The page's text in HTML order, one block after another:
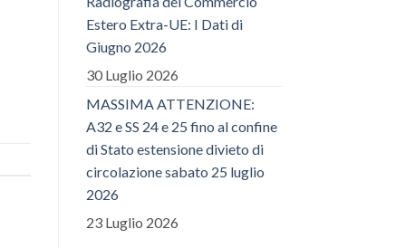
Estero Extra-UE: I Dati di
Giugno 2026
30 Luglio 2026
MASSIMA ATTENZIONE:
A32 e SS 24 e 25 fino al confine
di Stato estensione divieto di
circolazione sabato 25 luglio
2026
23 Luglio 2026